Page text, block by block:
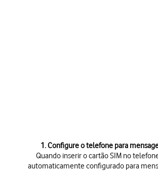
1. Configure o telefone para
Quando inserir o cartão SIM no
automaticamente configurado para